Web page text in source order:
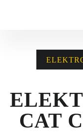
STROJE
MALÁ
CAT